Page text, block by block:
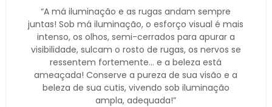
“A má iluminação e as rugas andam sempre
juntas! Sob má iluminação, o esforço visual é mais
intenso, os olhos, semi-cerrados para apurar a
visibilidade, sulcam o rosto de rugas, os nervos se
ressentem fortemente… e a beleza está
ameaçada! Conserve a pureza de sua visão e a
beleza de sua cutis, vivendo sob iluminação
ampla, adequada!”